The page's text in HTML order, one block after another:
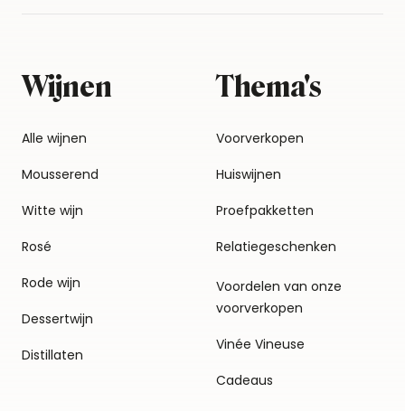
Wijnen
Alle wijnen
Mousserend
Witte wijn
Rosé
Rode wijn
Dessertwijn
Distillaten
Thema's
Voorverkopen
Huiswijnen
Proefpakketten
Relatiegeschenken
Voordelen van onze
voorverkopen
Vinée Vineuse
Cadeaus